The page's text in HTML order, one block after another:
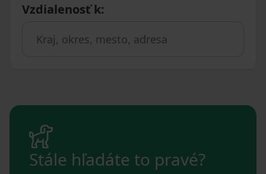
Vzdialenosť k:
Stále hľadáte to pravé?